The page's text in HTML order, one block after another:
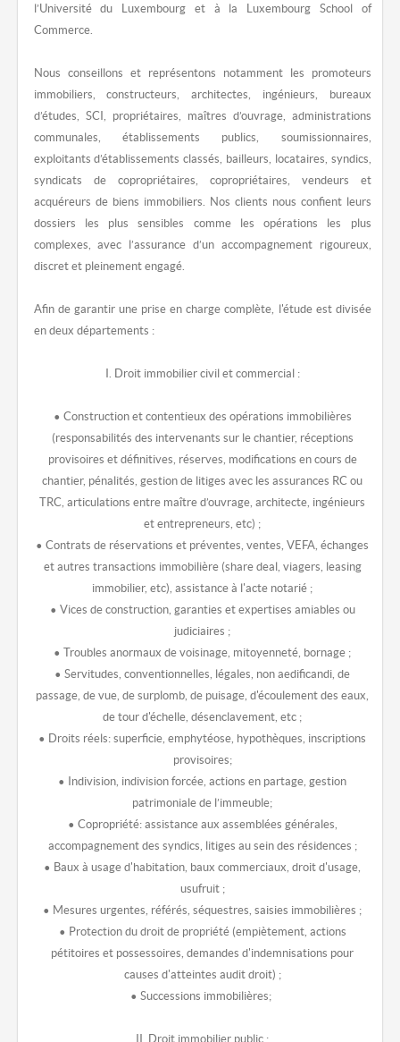
l’Université du Luxembourg et à la Luxembourg School of
Commerce.
Nous conseillons et représentons notamment les promoteurs
immobiliers, constructeurs, architectes, ingénieurs, bureaux
d’études, SCI, propriétaires, maîtres d’ouvrage, administrations
communales, établissements publics, soumissionnaires,
exploitants d’établissements classés, bailleurs, locataires, syndics,
syndicats de copropriétaires, copropriétaires, vendeurs et
acquéreurs de biens immobiliers. Nos clients nous confient leurs
dossiers les plus sensibles comme les opérations les plus
complexes, avec l’assurance d’un accompagnement rigoureux,
discret et pleinement engagé.
Afin de garantir une prise en charge complète, l'étude est divisée
en deux départements :
I. Droit immobilier civil et commercial :
• Construction et contentieux des opérations immobilières
(responsabilités des intervenants sur le chantier, réceptions
provisoires et définitives, réserves, modifications en cours de
chantier, pénalités, gestion de litiges avec les assurances RC ou
TRC, articulations entre maître d’ouvrage, architecte, ingénieurs
et entrepreneurs, etc) ;
• Contrats de réservations et préventes, ventes, VEFA, échanges
et autres transactions immobilière (share deal, viagers, leasing
immobilier, etc), assistance à l'acte notarié ;
• Vices de construction, garanties et expertises amiables ou
judiciaires ;
• Troubles anormaux de voisinage, mitoyenneté, bornage ;
• Servitudes, conventionnelles, légales, non aedificandi, de
passage, de vue, de surplomb, de puisage, d'écoulement des eaux,
de tour d'échelle, désenclavement, etc ;
• Droits réels: superficie, emphytéose, hypothèques, inscriptions
provisoires;
• Indivision, indivision forcée, actions en partage, gestion
patrimoniale de l’immeuble;
• Copropriété: assistance aux assemblées générales,
accompagnement des syndics, litiges au sein des résidences ;
• Baux à usage d'habitation, baux commerciaux, droit d'usage,
usufruit ;
• Mesures urgentes, référés, séquestres, saisies immobilières ;
• Protection du droit de propriété (empiètement, actions
pétitoires et possessoires, demandes d'indemnisations pour
causes d'atteintes audit droit) ;
• Successions immobilières;
II. Droit immobilier public :